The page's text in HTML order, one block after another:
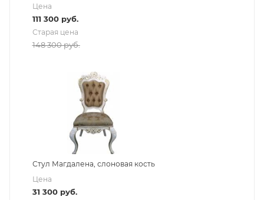
Цена
111 300руб.
Старая цена
148 300руб.
Стул Магдалена, слоновая кость
Цена
31 300руб.